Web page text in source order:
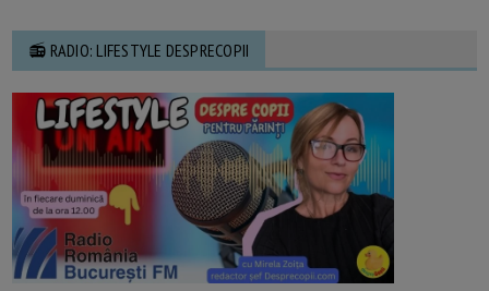
📻 RADIO: LIFESTYLE DESPRECOPII